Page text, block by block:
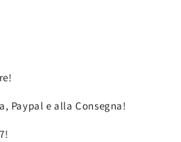
Paypal e alla Consegna!